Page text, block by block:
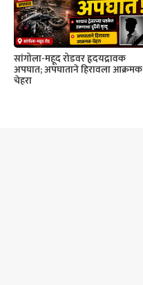
सांगोला-महूद रोडवर हृदयद्रावक
अपघात; अपघाताने हिरावला आक्रमक
चेहरा